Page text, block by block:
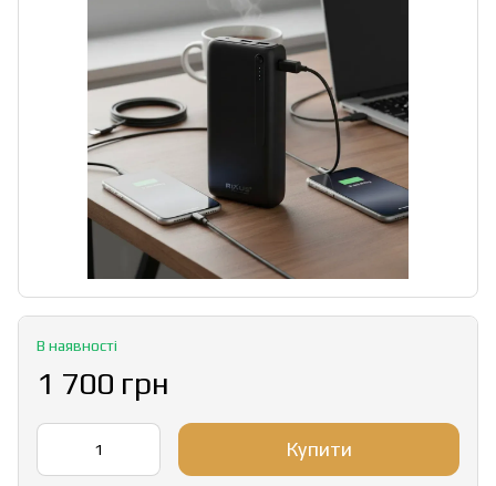
В наявності
1 700 грн
Купити